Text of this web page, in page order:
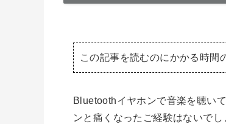
この記事を読むのにかかる時間
Bluetoothイヤホンで音楽を聴い
ンと痛くなったご経験はないでし